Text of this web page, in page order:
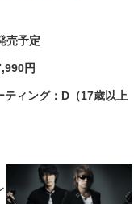
売予定
円
ティング：D（17歳以上